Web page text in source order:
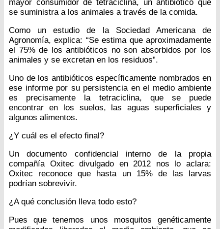
mayor consumidor de tetraciclina, un antibiótico que
se suministra a los animales a través de la comida.
Como un estudio de la Sociedad Americana de
Agronomía, explica: “Se estima que aproximadamente
el 75% de los antibióticos no son absorbidos por los
animales y se excretan en los residuos”.
Uno de los antibióticos específicamente nombrados en
ese informe por su persistencia en el medio ambiente
es precisamente la tetraciclina, que se puede
encontrar en los suelos, las aguas superficiales y
algunos alimentos.
¿Y cuál es el efecto final?
Un documento confidencial interno de la propia
compañía Oxitec divulgado en 2012 nos lo aclara:
Oxitec reconoce que hasta un 15% de las larvas
podrían sobrevivir.
¿A qué conclusión lleva todo esto?
Pues que tenemos unos mosquitos genéticamente